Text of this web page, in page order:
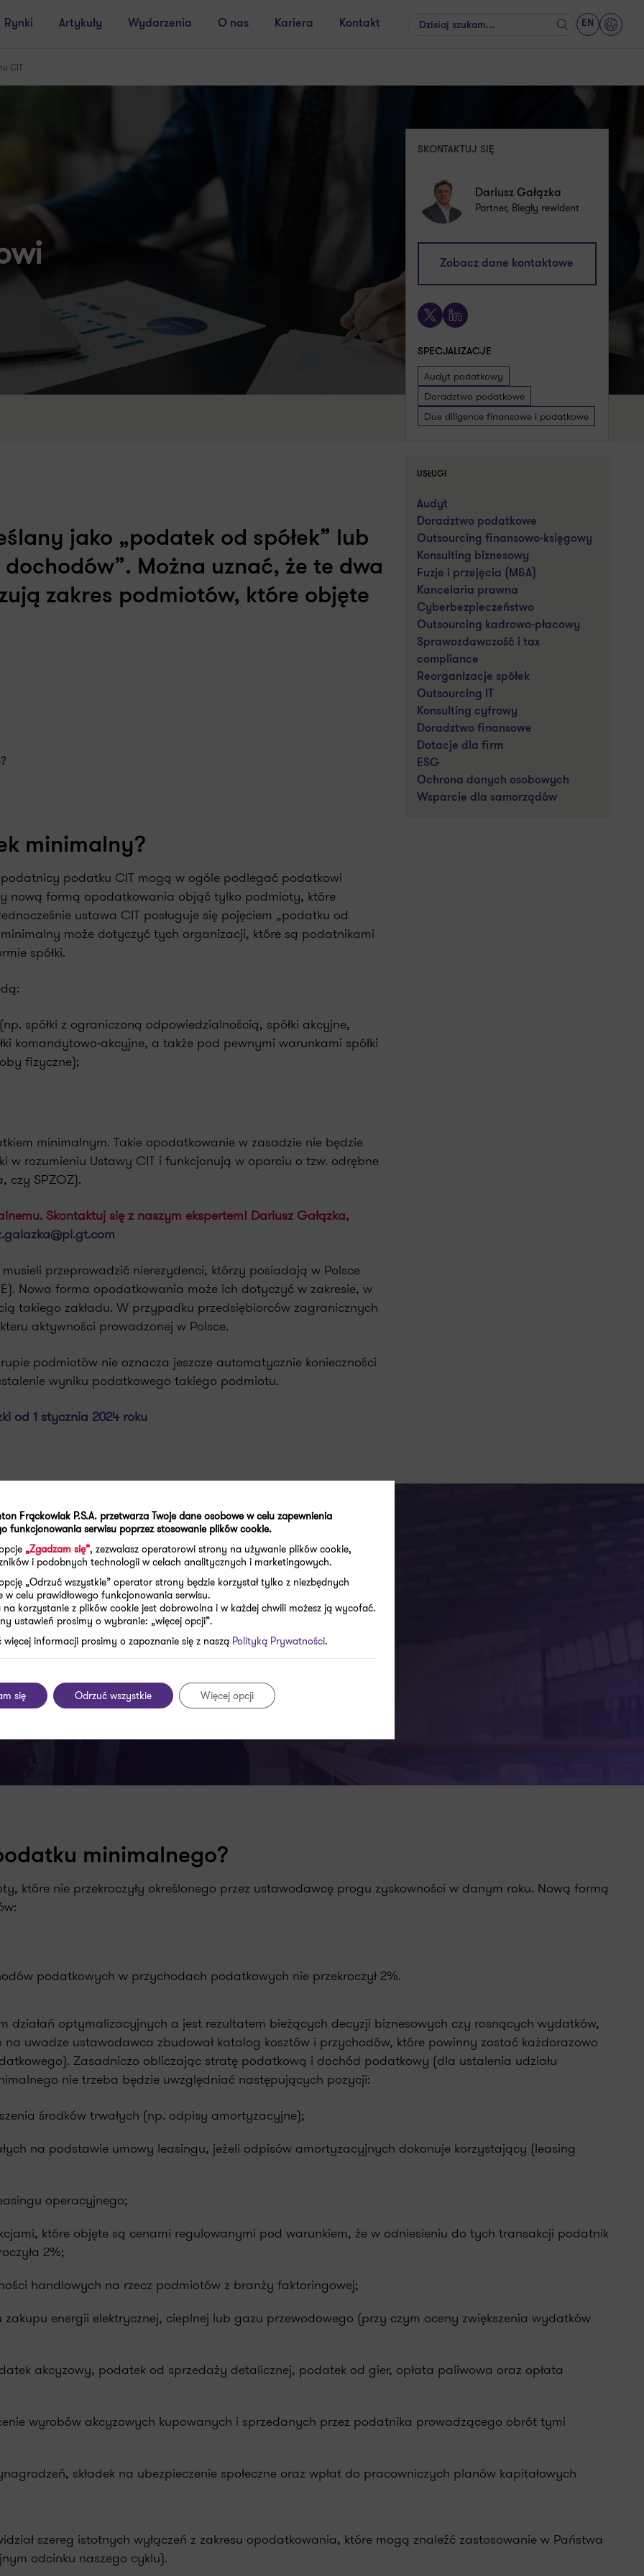
Rynki Artykuły Wydarzenia O nas Kariera Kontakt Szukaj
EN
CIT
SKONTAKTUJ SIĘ
Dariusz Gałązka
Partner, Biegły rewident
Zobacz dane kontaktowe
X LinkedIn
SPECJALIZACJE
Audyt podatkowy
Doradztwo podatkowe
Due diligence finansowe i podatkowe
USŁUGI
Audyt
Doradztwo podatkowe
Outsourcing finansowo-księgowy
Konsulting biznesowy
Fuzje i przejęcia (M&A)
Kancelaria prawna
Cyberbezpieczeństwo
Outsourcing kadrowo-płacowy
Sprawozdawczość i tax
compliance
Reorganizacje spółek
Outsourcing IT
Konsulting cyfrowy
Doradztwo finansowe
Dotacje dla firm
ESG
Ochrona danych osobowych
Wsparcie dla samorządów
jako „podatek od spółek” lub
Można uznać, że te dwa
zakres podmiotów, które objęte
minimalny?
podatku CIT mogą w ogóle podlegać podatkowi
nową formą opodatkowania objąć tylko podmioty, które
ustawa CIT posługuje się pojęciem „podatku od
może dotyczyć tych organizacji, które są podatnikami
spółki.
spółki z ograniczoną odpowiedzialnością, spółki akcyjne,
komandytowo-akcyjne, a także pod pewnymi warunkami spółki
fizyczne);
minimalnym. Takie opodatkowanie w zasadzie nie będzie
w rozumieniu Ustawy CIT i funkcjonują w oparciu o tzw. odrębne
czy SPZOZ).
Skontaktuj się z naszym ekspertem! Dariusz Gałązka,
przeprowadzić nierezydenci, którzy posiadają w Polsce
Nowa forma opodatkowania może ich dotyczyć w zakresie, w
takiego zakładu. W przypadku przedsiębiorców zagranicznych
aktywności prowadzonej w Polsce.
podmiotów nie oznacza jeszcze automatycznie konieczności
wyniku podatkowego takiego podmiotu.
od 1 stycznia 2024 roku
z zakresu:
minimalnego?
które nie przekroczyły określonego przez ustawodawcę progu zyskowności w danym roku. Nową formą
podatkowych w przychodach podatkowych nie przekroczył 2%.
działań optymalizacyjnych a jest rezultatem bieżących decyzji biznesowych czy rosnących wydatków,
uwadze ustawodawca zbudował katalog kosztów i przychodów, które powinny zostać każdorazowo
Zasadniczo obliczając stratę podatkową i dochód podatkowy (dla ustalenia udziału
nie trzeba będzie uwzględniać następujących pozycji:
środków trwałych (np. odpisy amortyzacyjne);
na podstawie umowy leasingu, jeżeli odpisów amortyzacyjnych dokonuje korzystający (leasing
operacyjnego;
które objęte są cenami regulowanymi pod warunkiem, że w odniesieniu do tych transakcji podatnik
2%;
handlowych na rzecz podmiotów z branży faktoringowej;
energii elektrycznej, cieplnej lub gazu przewodowego (przy czym oceny zwiększenia wydatków
akcyzowy, podatek od sprzedaży detalicznej, podatek od gier, opłata paliwowa oraz opłata
wyrobów akcyzowych kupowanych i sprzedanych przez podatnika prowadzącego obrót tymi
składek na ubezpieczenie społeczne oraz wpłat do pracowniczych planów kapitałowych
szereg istotnych wyłączeń z zakresu opodatkowania, które mogą znaleźć zastosowanie w Państwa
odcinku naszego cyklu).
Frąckowiak P.S.A. przetwarza Twoje dane osobowe w celu zapewnienia
funkcjonowania serwisu poprzez stosowanie plików cookie.
„Zgadzam się”, zezwalasz operatorowi strony na używanie plików cookie,
i podobnych technologii w celach analitycznych i marketingowych.
„Odrzuć wszystkie” operator strony będzie korzystał tylko z niezbędnych
w celu prawidłowego funkcjonowania serwisu.
na korzystanie z plików cookie jest dobrowolna i w każdej chwili możesz ją wycofać.
ustawień prosimy o wybranie: „więcej opcji”.
więcej informacji prosimy o zapoznanie się z naszą Polityką Prywatności.
się Odrzuć wszystkie Więcej opcji